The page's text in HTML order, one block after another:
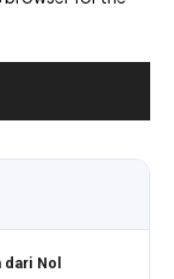
dari Nol